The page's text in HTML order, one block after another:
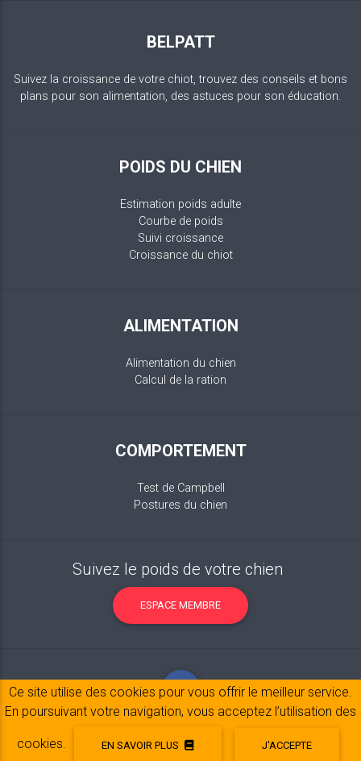
BELPATT
Suivez la croissance de votre chiot, trouvez des conseils et bons
plans pour son alimentation, des astuces pour son éducation.
POIDS DU CHIEN
Estimation poids adulte
Courbe de poids
Suivi croissance
Croissance du chiot
ALIMENTATION
Alimentation du chien
Calcul de la ration
COMPORTEMENT
Test de Campbell
Postures du chien
Suivez le poids de votre chien
ESPACE MEMBRE
Mentions légales© 2017-2020 Copyright:belpatt.fr
Ce site utilise des cookies pour vous offrir le meilleur service.
En poursuivant votre navigation, vous acceptez l’utilisation des
cookies. EN SAVOIR PLUS J'ACCEPTE